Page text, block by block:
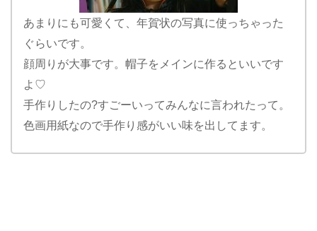
あまりにも可愛くて、年賀状の写真に使っちゃった
ぐらいです。
顔周りが大事です。帽子をメインに作るといいです
よ♡
手作りしたの?すごーいってみんなに言われたって。
色画用紙なので手作り感がいい味を出してます。